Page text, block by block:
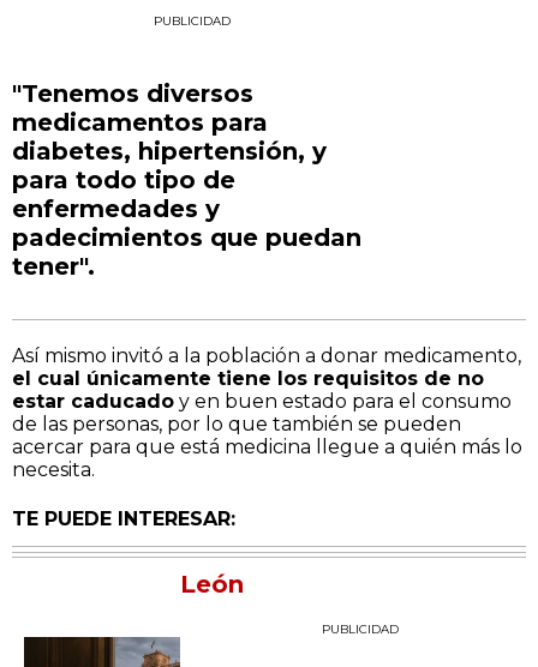
PUBLICIDAD
"Tenemos diversos
medicamentos para
diabetes, hipertensión, y
para todo tipo de
enfermedades y
padecimientos que puedan
tener".
Así mismo invitó a la población a donar medicamento,
el cual únicamente tiene los requisitos de no
estar caducado y en buen estado para el consumo
de las personas, por lo que también se pueden
acercar para que está medicina llegue a quién más lo
necesita.
TE PUEDE INTERESAR:
León
PUBLICIDAD